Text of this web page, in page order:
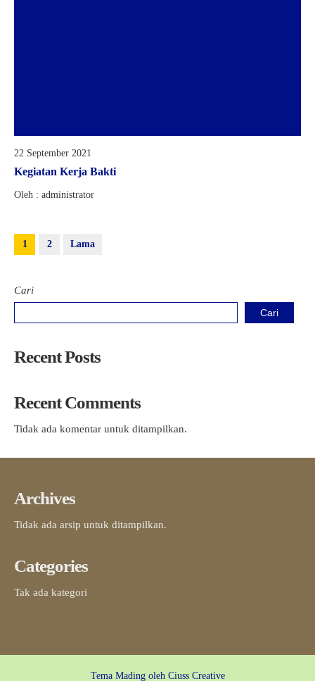
22 September 2021
Kegiatan Kerja Bakti
Oleh : administrator
1 2 Lama
Cari
Cari
Recent Posts
Recent Comments
Tidak ada komentar untuk ditampilkan.
Archives
Tidak ada arsip untuk ditampilkan.
Categories
Tak ada kategori
Tema Mading oleh Ciuss Creative